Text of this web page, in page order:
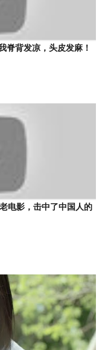
脊背发凉，头皮发麻！
电影，击中了中国人的